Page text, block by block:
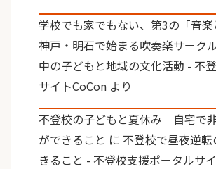
学校でも家でもない、第3の「音楽
神戸・明石で始まる吹奏楽サーク
中の子どもと地域の文化活動 - 不
サイトCoCon より
不登校の子どもと夏休み｜自宅で
ができること に 不登校で昼夜逆
きること - 不登校支援ポータルサ